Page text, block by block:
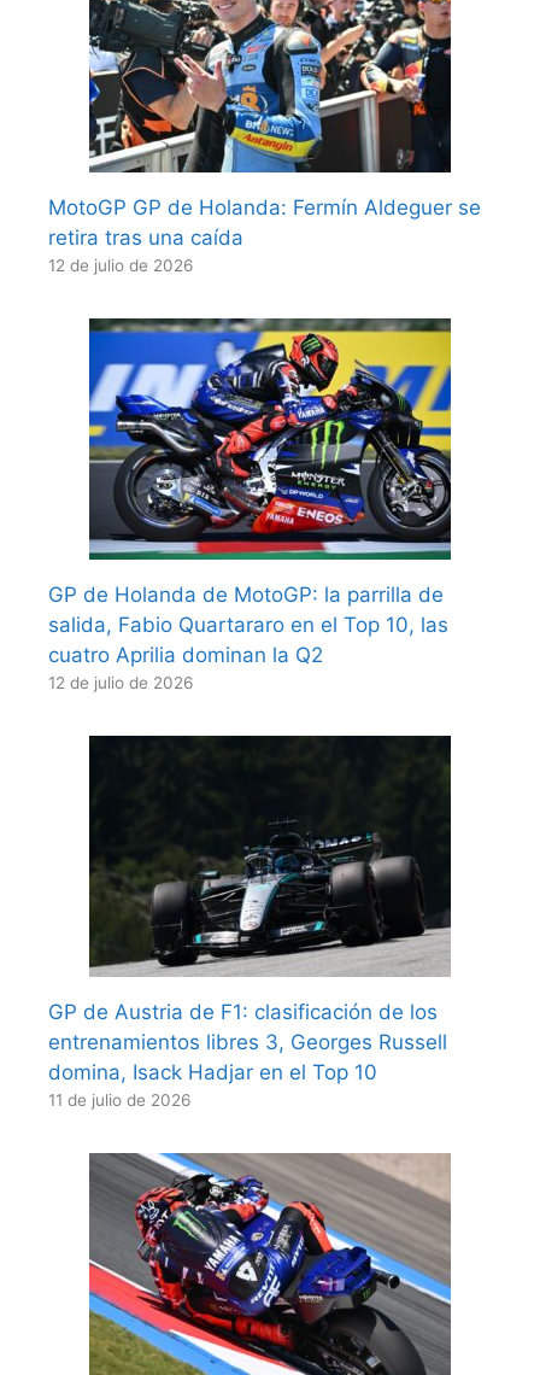
MotoGP GP de Holanda: Fermín Aldeguer se
retira tras una caída
12 de julio de 2026
GP de Holanda de MotoGP: la parrilla de
salida, Fabio Quartararo en el Top 10, las
cuatro Aprilia dominan la Q2
12 de julio de 2026
GP de Austria de F1: clasificación de los
entrenamientos libres 3, Georges Russell
domina, Isack Hadjar en el Top 10
11 de julio de 2026